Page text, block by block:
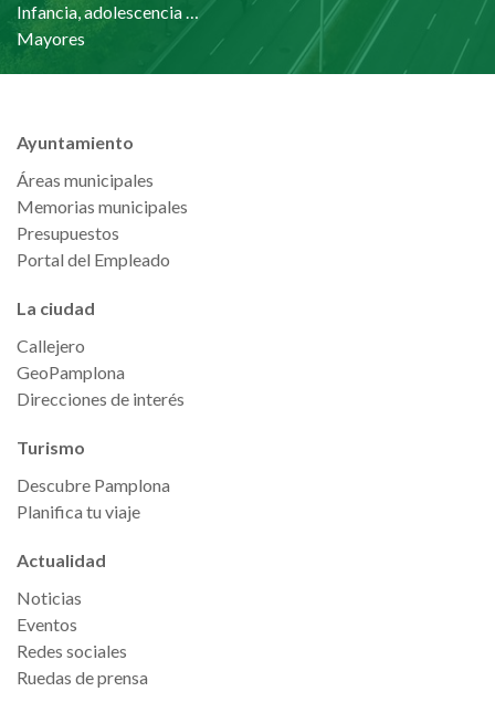
Infancia, adolescencia y familia
Mayores
Ayuntamiento
Áreas municipales
Memorias municipales
Presupuestos
Portal del Empleado
La ciudad
Callejero
GeoPamplona
Direcciones de interés
Turismo
Descubre Pamplona
Planifica tu viaje
Actualidad
Noticias
Eventos
Redes sociales
Ruedas de prensa